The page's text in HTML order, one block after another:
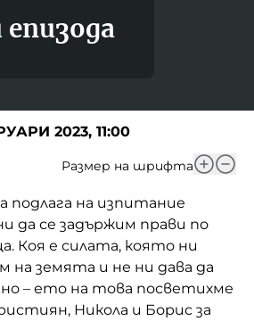
думи
на БНР
епизода
2023, 11:00
Размер на шрифта
подлага на изпитание
да се задържим прави по
Коя е силата, която ни
на земята и не ни дава да
– ето на това посветихме
Никола и Борис за